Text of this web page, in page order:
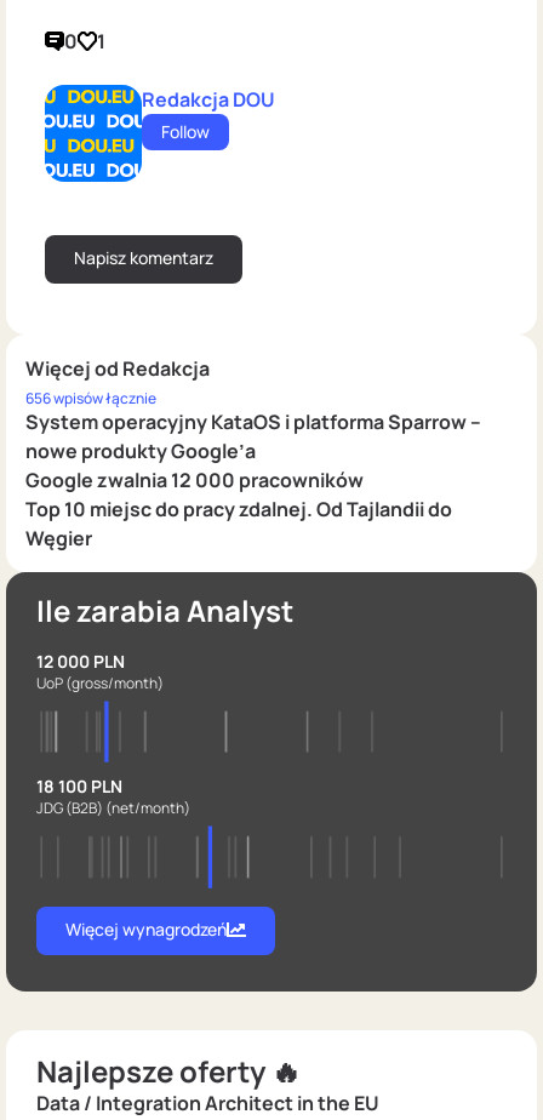
Więcej od Redakcja
656 wpisów łącznie
System operacyjny KataOS i platforma Sparrow –
nowe produkty Google’a
Google zwalnia 12 000 pracowników
Top 10 miejsc do pracy zdalnej. Od Tajlandii do
Węgier
0 1
Redakcja DOU
Follow
Ile zarabia Analyst
12 000 PLN
UoP(gross/month)
18 100 PLN
JDG (B2B) (net/month)
Więcej wynagrodzeń
Najlepsze oferty 🔥
Data / Integration Architect in the EU